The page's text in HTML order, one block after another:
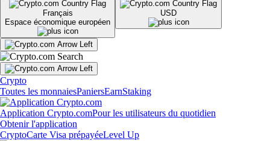
Français
Espace économique européen
USD
Crypto
Toutes les monnaiesPaniersEarnStaking
Application Crypto.comPour les utilisateurs du quotidien
Obtenir l'application
CryptoCarte Visa prépayéeLevel Up